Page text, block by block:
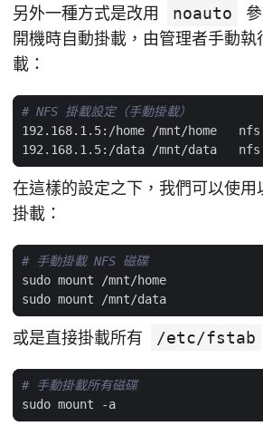
另外一種方式是改用 noauto
開機時自動掛載，由管理者手動執
載：
# NFS 掛載設定（手動掛載）
192.168.1.5:/home /mnt/home
192.168.1.5:/data /mnt/data
在這樣的設定之下，我們可以使用
掛載：
# 手動掛載 NFS 磁碟
或是直接掛載所有 /etc/fstab
# 手動掛載所有磁碟